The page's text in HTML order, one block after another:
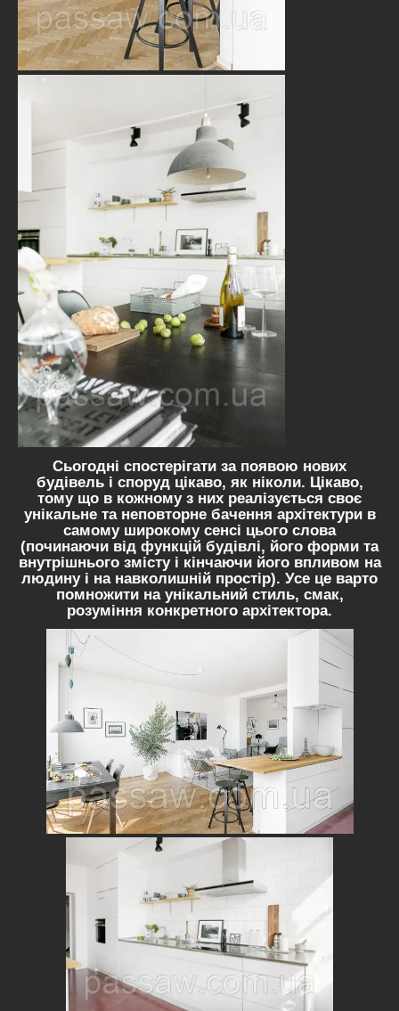
Сьогодні спостерігати за появою нових
будівель і споруд цікаво, як ніколи. Цікаво,
тому що в кожному з них реалізується своє
унікальне та неповторне бачення архітектури в
самому широкому сенсі цього слова
(починаючи від функцій будівлі, його форми та
внутрішнього змісту і кінчаючи його впливом на
людину і на навколишній простір). Усе це варто
помножити на унікальний стиль, смак,
розуміння конкретного архітектора.